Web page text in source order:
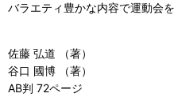
バラエティ豊かな内容で運動会
佐藤 弘道 （著）
谷口 國博 （著）
AB判 72ページ